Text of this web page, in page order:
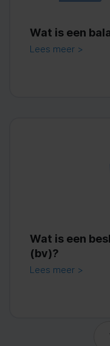
Wat is een
Lees meer >
Wat is een
(bv)?
Lees meer >